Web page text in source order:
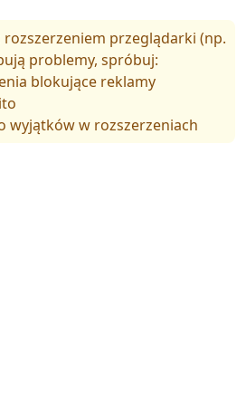
przeglądarki (np.
problemy, spróbuj:
blokujące reklamy
wyjątków w rozszerzeniach